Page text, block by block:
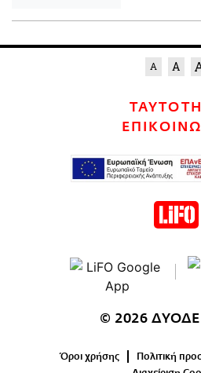
© 2026
Όροι χρήσης
Πολιτική